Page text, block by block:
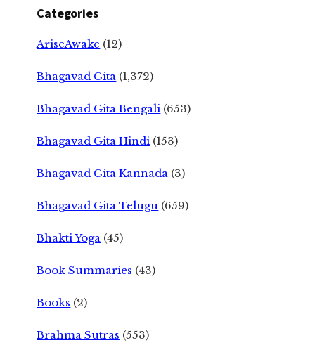
Categories
AriseAwake (12)
Bhagavad Gita (1,372)
Bhagavad Gita Bengali (653)
Bhagavad Gita Hindi (153)
Bhagavad Gita Kannada (3)
Bhagavad Gita Telugu (659)
Bhakti Yoga (45)
Book Summaries (43)
Books (2)
Brahma Sutras (553)